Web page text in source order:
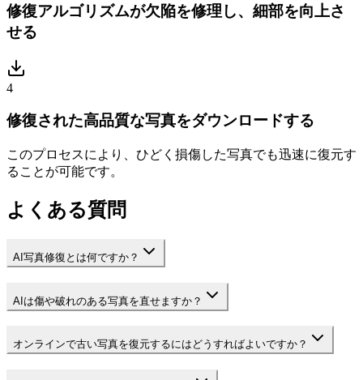
修復アルゴリズムが欠陥を修理し、細部を向上さ
せる
4
修復された高品質な写真をダウンロードする
このプロセスにより、ひどく損傷した写真でも迅速に復元す
ることが可能です。
よくある質問
AI写真修復とは何ですか？
AIは傷や破れのある写真を直せますか？
オンラインで古い写真を復元するにはどうすればよいですか？